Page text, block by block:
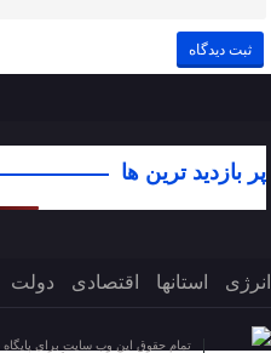
پر بازدید ترین ها
انرژی استانها اقتصادی دولت
تمام حقوق این وب سایت برای